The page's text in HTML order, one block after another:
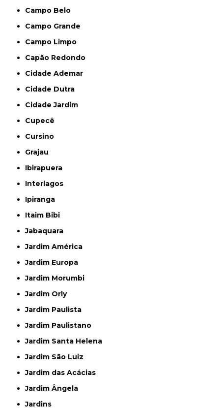
Campo Belo
Campo Grande
Campo Limpo
Capão Redondo
Cidade Ademar
Cidade Dutra
Cidade Jardim
Cupecê
Cursino
Grajau
Ibirapuera
Interlagos
Ipiranga
Itaim Bibi
Jabaquara
Jardim América
Jardim Europa
Jardim Morumbi
Jardim Orly
Jardim Paulista
Jardim Paulistano
Jardim Santa Helena
Jardim São Luiz
Jardim das Acácias
Jardim Ângela
Jardins